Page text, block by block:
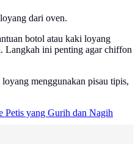
dari oven.
botol atau kaki loyang
Langkah ini penting agar chiffon
menggunakan pisau tipis,
Petis yang Gurih dan Nagih